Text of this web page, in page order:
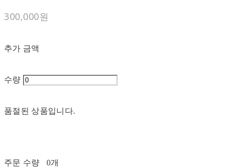
300,000원
추가 금액
수량
품절된 상품입니다.
주문 수량
0개